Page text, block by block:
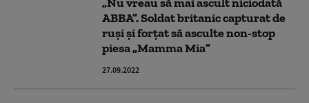
ABBA”. Soldat britanic capturat de
ruși și forțat să asculte non-stop
piesa „Mamma Mia”
27.09.2022